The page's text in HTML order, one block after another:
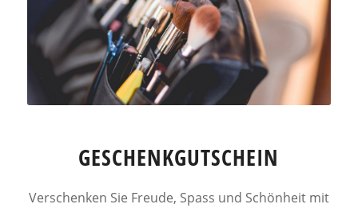
GESCHENKGUTSCHEIN
Verschenken Sie Freude, Spass und Schönheit mit